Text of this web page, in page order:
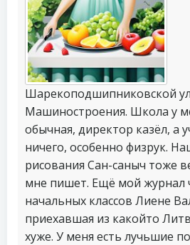
Шарекоподшипниковской
Машиностроения. Школа у
обычная, директор казёл, а
ничего, особенно физрук.
рисования Сан-саныч тоже
мне пишет. Ещё мой журнал
начальных классов Лиене
приехавшая из какойто
хуже. У меня есть лучьшие